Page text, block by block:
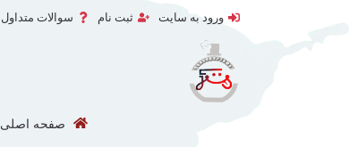
ورود به سایت ثبت نام سوالات متداول
صفحه اصلی